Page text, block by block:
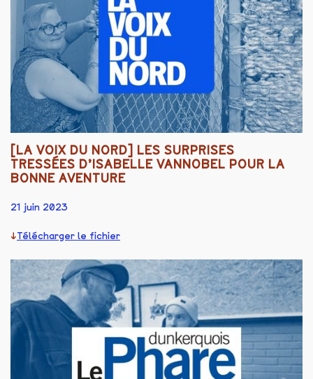
[LA VOIX DU NORD] LES SURPRISES
TRESSÉES D’ISABELLE VANNOBEL POUR LA
BONNE AVENTURE
21 juin 2023
Télécharger le fichier